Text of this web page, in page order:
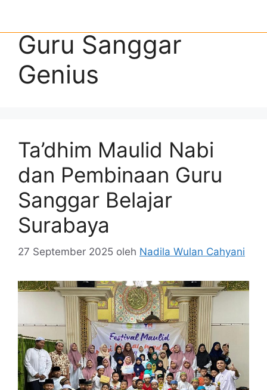
Guru Sanggar
Genius
Ta’dhim Maulid Nabi
dan Pembinaan Guru
Sanggar Belajar
Surabaya
27 September 2025 oleh Nadila Wulan Cahyani